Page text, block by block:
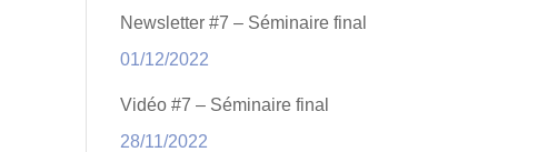
Newsletter #7 – Séminaire final
01/12/2022
Vidéo #7 – Séminaire final
28/11/2022